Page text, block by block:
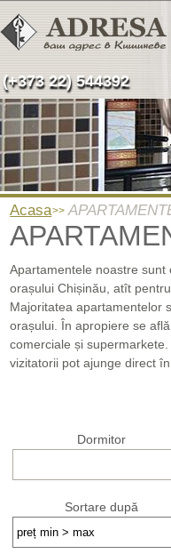
(+373 22) 544392
Acasa
Apartamentele noastre
orașului Chișinău, atît
Majoritatea apartamentelor
orașului. În apropiere se
comerciale și
vizitatorii pot ajunge direct
Dormitor
Sortare după